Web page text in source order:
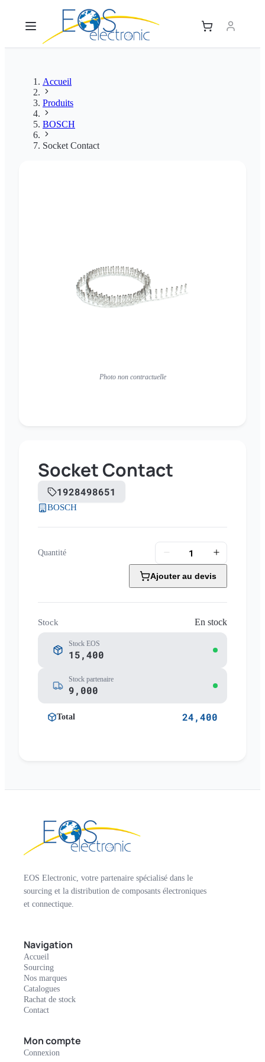
Accueil
Produits
BOSCH
Socket Contact
Photo non contractuelle
Socket Contact
1928498651
BOSCH
Quantité
Ajouter au devis
Stock En stock
Stock EOS
15,400
Stock partenaire
9,000
Total 24,400
EOS Electronic, votre partenaire spécialisé dans le
sourcing et la distribution de composants électroniques
et connectique.
Navigation
Accueil
Sourcing
Nos marques
Catalogues
Rachat de stock
Contact
Mon compte
Connexion